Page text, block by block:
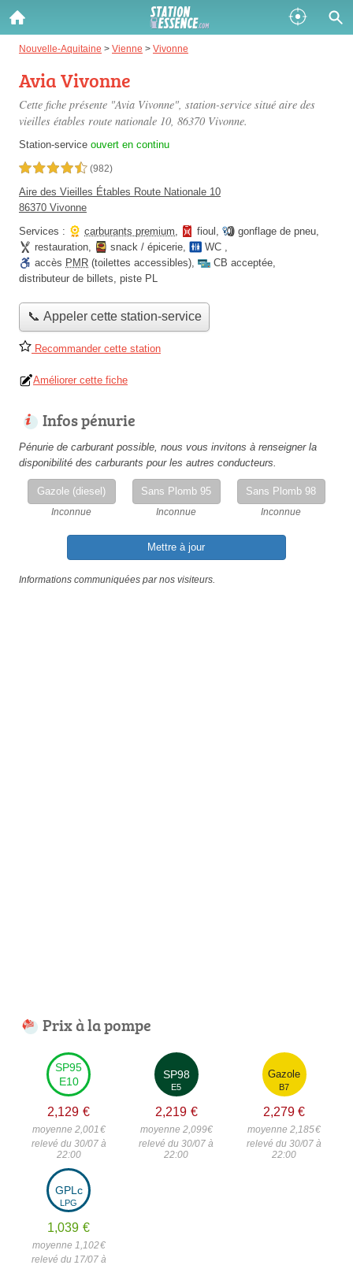
Nouvelle-Aquitaine > Vienne > Vivonne
Avia Vivonne
Cette fiche présente "Avia Vivonne", station-service situé aire des
vieilles étables route nationale 10, 86370 Vivonne.
Station-service ouvert en continu
4,5 étoiles sur 5 (982)
Aire des Vieilles Étables Route Nationale 10
86370 Vivonne
Services :
carburants premium, fioul , gonflage de pneu,
restauration, snack / épicerie, WC ,
accès PMR (toilettes accessibles), CB acceptée,
distributeur de billets, piste PL
📞 Appeler cette station-service
Recommander cette station
Améliorer cette fiche
Infos pénurie
Pénurie de carburant possible, nous vous invitons à renseigner la
disponibilité des carburants pour les autres conducteurs.
Gazole (diesel)
Inconnue
Sans Plomb 95
Inconnue
Sans Plomb 98
Inconnue
Mettre à jour
Informations communiquées par nos visiteurs.
Prix à la pompe
SP95
E10
2,129 €
moyenne 2,001 €
relevé du 30/07 à
22:00
SP98
E5
2,219 €
moyenne 2,099€
relevé du 30/07 à
22:00
Gazole
B7
2,279 €
moyenne 2,185€
relevé du 30/07 à
22:00
GPLc
LPG
1,039 €
moyenne 1,102€
relevé du 17/07 à
Gazole :
Disponible
SP 98 :
Disponible
SP 95 :
Disponible